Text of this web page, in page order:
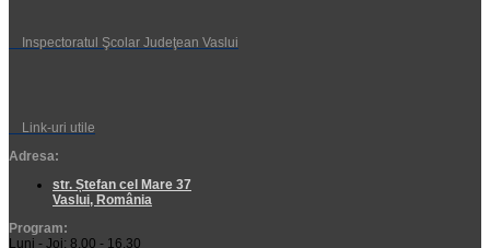
Inspectoratul Şcolar Judeţean Vaslui
Link-uri utile
Adresa:
str. Ștefan cel Mare 37
Vaslui, România
Program:
Luni - Joi: 8.00 - 16.30